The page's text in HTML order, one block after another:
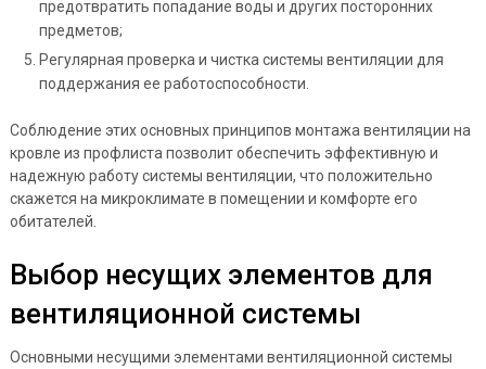
предотвратить попадание воды и других посторонних
предметов;
Регулярная проверка и чистка системы вентиляции для
поддержания ее работоспособности.
Соблюдение этих основных принципов монтажа вентиляции на
кровле из профлиста позволит обеспечить эффективную и
надежную работу системы вентиляции, что положительно
скажется на микроклимате в помещении и комфорте его
обитателей.
Выбор несущих элементов для
вентиляционной системы
Основными несущими элементами вентиляционной системы